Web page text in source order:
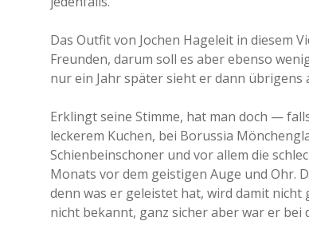
Das Outfit von Jochen Hageleit in diesem
Freunden, darum soll es aber ebenso
nur ein Jahr später sieht er dann übrigens
Erklingt seine Stimme, hat man doch —
leckerem Kuchen, bei Borussia
Schienbeinschoner und vor allem die
Monats vor dem geistigen Auge und Ohr.
denn was er geleistet hat, wird damit nicht
nicht bekannt, ganz sicher aber war er bei